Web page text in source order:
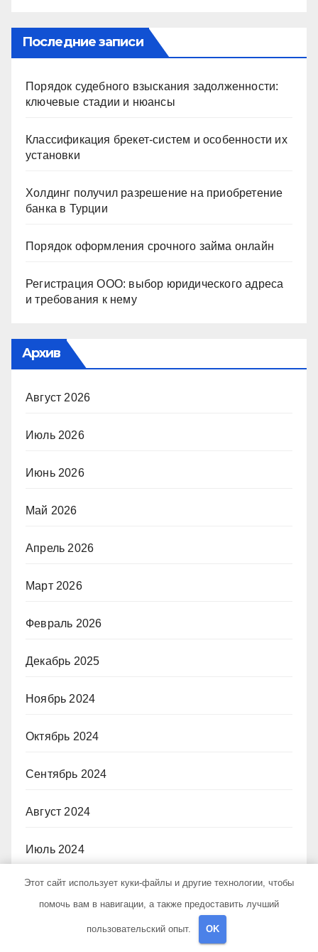
Последние записи
Порядок судебного взыскания задолженности:
ключевые стадии и нюансы
Классификация брекет-систем и особенности их
установки
Холдинг получил разрешение на приобретение
банка в Турции
Порядок оформления срочного займа онлайн
Регистрация ООО: выбор юридического адреса
и требования к нему
Архив
Август 2026
Июль 2026
Июнь 2026
Май 2026
Апрель 2026
Март 2026
Февраль 2026
Декабрь 2025
Ноябрь 2024
Октябрь 2024
Сентябрь 2024
Август 2024
Июль 2024
Июнь 2024
Этот сайт использует куки-файлы и другие технологии, чтобы
помочь вам в навигации, а также предоставить лучший
пользовательский опыт. OK